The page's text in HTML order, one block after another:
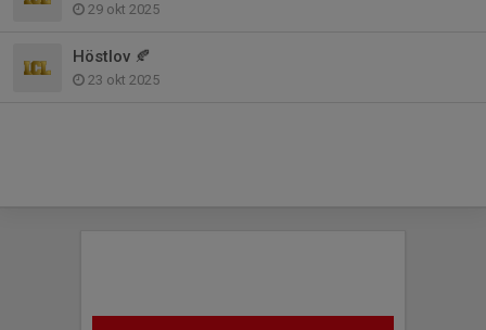
29 okt 2025
Höstlov 🍂
23 okt 2025